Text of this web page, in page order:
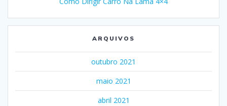
ARQUIVOS
outubro 2021
maio 2021
abril 2021